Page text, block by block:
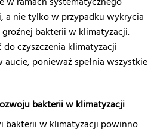
a nie tylko w przypadku wykrycia
bakterii w klimatyzacji.
czyszczenia klimatyzacji
ponieważ spełnia wszystkie
bakterii w klimatyzacji
bakterii w klimatyzacji powinno